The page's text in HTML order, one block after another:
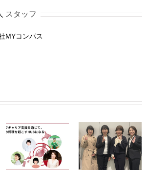
スタッフ
MYコンパス